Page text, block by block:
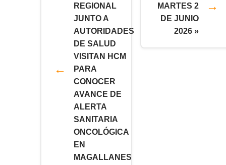
REGIONAL
JUNTO A
AUTORIDADES
DE SALUD
VISITAN HCM
PARA
CONOCER
AVANCE DE
ALERTA
SANITARIA
ONCOLÓGICA
EN
MAGALLANES
MARTES 2
DE JUNIO
2026 »